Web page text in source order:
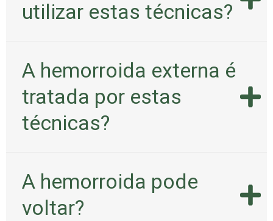
utilizar estas técnicas?
A hemorroida externa é
tratada por estas
técnicas?
A hemorroida pode
voltar?